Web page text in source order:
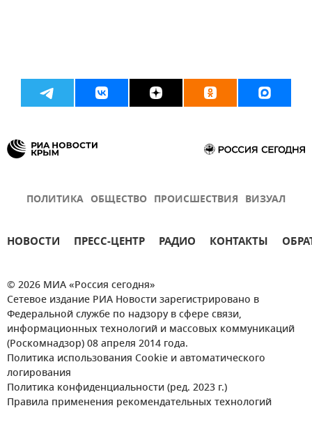
ПОЛИТИКА ОБЩЕСТВО ПРОИСШЕСТВИЯ ВИЗУАЛ
НОВОСТИ ПРЕСС-ЦЕНТР РАДИО КОНТАКТЫ
© 2026 МИА «Россия сегодня»
Сетевое издание РИА Новости зарегистрировано в
Федеральной службе по надзору в сфере связи,
информационных технологий и массовых коммуникаций
(Роскомнадзор) 08 апреля 2014 года.
Политика использования Cookie и автоматического
логирования
Политика конфиденциальности (ред. 2023 г.)
Правила применения рекомендательных технологий